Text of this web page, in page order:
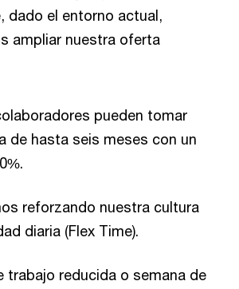
dado el entorno actual,
ampliar nuestra oferta
pueden tomar
de hasta seis meses con un
reforzando nuestra cultura
diaria (Flex Time).
trabajo reducida o semana de